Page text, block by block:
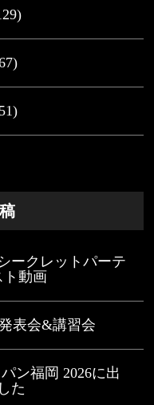
ークレットパーテ
ト動画
表会&講習会
ン福岡 2026に出
た